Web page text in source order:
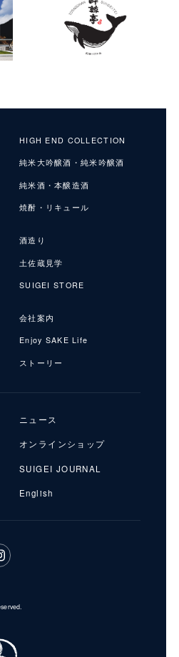
HIGH END COLLECTION
純米大吟醸酒・純米吟醸酒
純米酒・本醸造酒
焼酎・リキュール
酒造り
土佐蔵見学
SUIGEI STORE
会社案内
Enjoy SAKE Life
ストーリー
ニュース
オンラインショップ
SUIGEI JOURNAL
English